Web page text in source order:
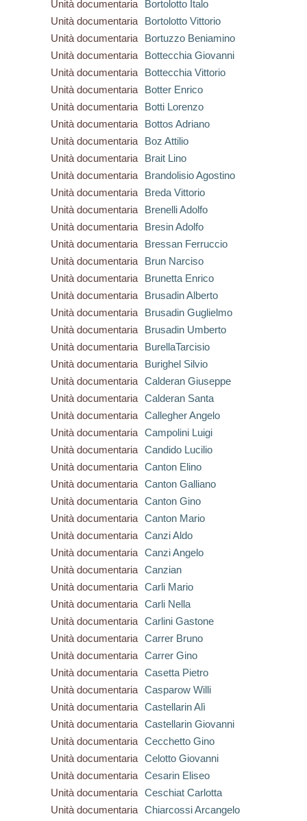
Unità documentaria
Bortolotto Italo
Unità documentaria
Bortolotto Vittorio
Unità documentaria
Bortuzzo Beniamino
Unità documentaria
Bottecchia Giovanni
Unità documentaria
Bottecchia Vittorio
Unità documentaria
Botter Enrico
Unità documentaria
Botti Lorenzo
Unità documentaria
Bottos Adriano
Unità documentaria
Boz Attilio
Unità documentaria
Brait Lino
Unità documentaria
Brandolisio Agostino
Unità documentaria
Breda Vittorio
Unità documentaria
Brenelli Adolfo
Unità documentaria
Bresin Adolfo
Unità documentaria
Bressan Ferruccio
Unità documentaria
Brun Narciso
Unità documentaria
Brunetta Enrico
Unità documentaria
Brusadin Alberto
Unità documentaria
Brusadin Guglielmo
Unità documentaria
Brusadin Umberto
Unità documentaria
BurellaTarcisio
Unità documentaria
Burighel Silvio
Unità documentaria
Calderan Giuseppe
Unità documentaria
Calderan Santa
Unità documentaria
Callegher Angelo
Unità documentaria
Campolini Luigi
Unità documentaria
Candido Lucilio
Unità documentaria
Canton Elino
Unità documentaria
Canton Galliano
Unità documentaria
Canton Gino
Unità documentaria
Canton Mario
Unità documentaria
Canzi Aldo
Unità documentaria
Canzi Angelo
Unità documentaria
Canzian
Unità documentaria
Carli Mario
Unità documentaria
Carli Nella
Unità documentaria
Carlini Gastone
Unità documentaria
Carrer Bruno
Unità documentaria
Carrer Gino
Unità documentaria
Casetta Pietro
Unità documentaria
Casparow Willi
Unità documentaria
Castellarin Alì
Unità documentaria
Castellarin Giovanni
Unità documentaria
Cecchetto Gino
Unità documentaria
Celotto Giovanni
Unità documentaria
Cesarin Eliseo
Unità documentaria
Ceschiat Carlotta
Unità documentaria
Chiarcossi Arcangelo